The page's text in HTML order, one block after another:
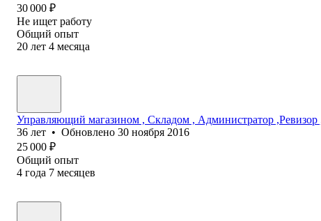
30 000 ₽
Не ищет работу
Общий опыт
20 лет 4 месяца
Управляющий магазином , Складом , Администратор ,Ревизор
36 лет • Обновлено 30 ноября 2016
25 000 ₽
Общий опыт
4 года 7 месяцев